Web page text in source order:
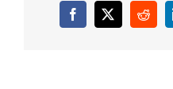
Facebook
X